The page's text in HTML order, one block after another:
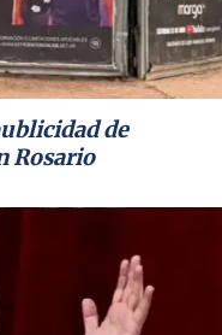
de
Rosario